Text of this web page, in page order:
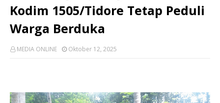
Kodim 1505/Tidore Tetap Peduli
Warga Berduka
MEDIA ONLINE Oktober 12, 2025